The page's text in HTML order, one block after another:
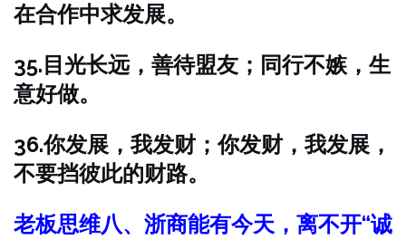
在合作中求发展。
35.目光长远，善待盟友；同行不嫉，生
意好做。
36.你发展，我发财；你发财，我发展，
不要挡彼此的财路。
老板思维八、浙商能有今天，离不开“诚